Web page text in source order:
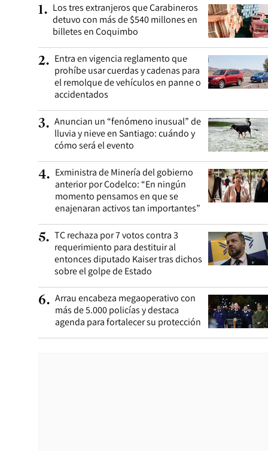
1. Los tres extranjeros que Carabineros
detuvo con más de $540 millones en
billetes en Coquimbo
2. Entra en vigencia reglamento que
prohíbe usar cuerdas y cadenas para
el remolque de vehículos en panne o
accidentados
3. Anuncian un “fenómeno inusual” de
lluvia y nieve en Santiago: cuándo y
cómo será el evento
4. Exministra de Minería del gobierno
anterior por Codelco: “En ningún
momento pensamos en que se
enajenaran activos tan importantes”
5. TC rechaza por 7 votos contra 3
requerimiento para destituir al
entonces diputado Kaiser tras dichos
sobre el golpe de Estado
6. Arrau encabeza megaoperativo con
más de 5.000 policías y destaca
agenda para fortalecer su protección